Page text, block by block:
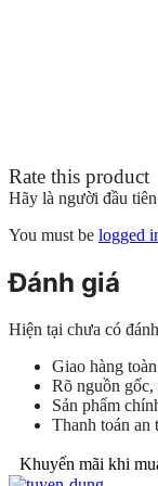
Rate this product
Hãy là người đầu
You must be logged
Đánh giá
Hiện tại chưa có
Giao hàng
Rõ nguồn
Sản phẩm
Thanh toán an
Khuyến mãi khi